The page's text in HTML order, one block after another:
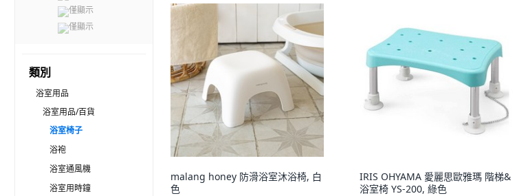
僅顯示
僅顯示
類別
浴室用品
浴室用品/百貨
浴室椅子
浴袍
浴室通風機
浴室用時鐘
malang honey 防滑浴室沐浴椅, 白
色
IRIS OHYAMA 愛麗思歐雅瑪 階梯&
浴室椅 YS-200, 綠色